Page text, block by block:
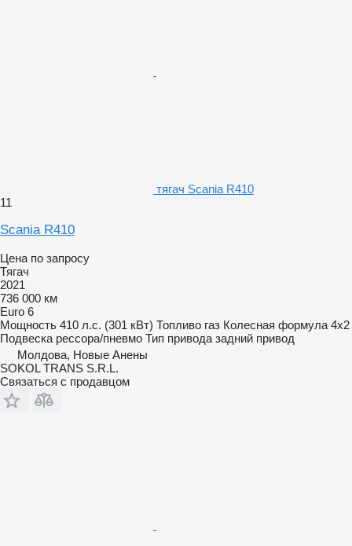
тягач Scania R410
11
Scania R410
Цена по запросу
Тягач
2021
736 000 км
Euro 6
Мощность 410 л.с. (301 кВт) Топливо газ Колесная формула 4x2
Подвеска рессора/пневмо Тип привода задний привод
Молдова, Новые Анены
SOKOL TRANS S.R.L.
Связаться с продавцом